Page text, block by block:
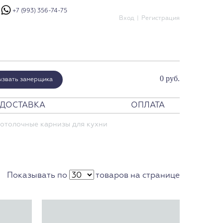
+7 (993) 356-74-75
Вход
Регистрация
замерщика 0 руб.
Модерн
ДОСТАВКА ОПЛАТА
карнизы для кухни
Показывать по товаров на странице